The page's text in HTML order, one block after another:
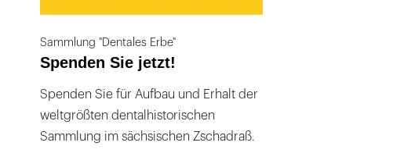
Sammlung "Dentales Erbe"
Spenden Sie jetzt!
Spenden Sie für Aufbau und Erhalt der
weltgrößten dentalhistorischen
Sammlung im sächsischen Zschadraß.